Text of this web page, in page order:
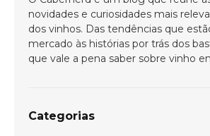
novidades e curiosidades mais
dos vinhos. Das tendências que
mercado às histórias por trás dos
que vale a pena saber sobre vinho
Categorias